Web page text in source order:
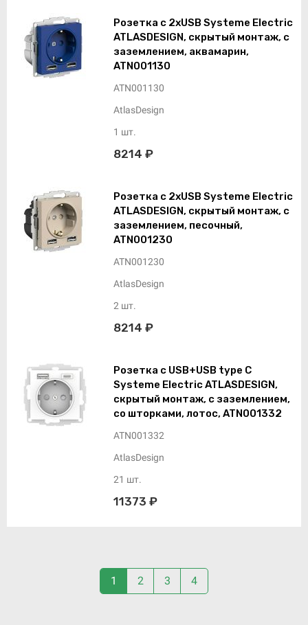
Розетка с 2xUSB Systeme Electric
ATLASDESIGN, скрытый монтаж, с
заземлением, аквамарин,
ATN001130
ATN001130
AtlasDesign
1 шт.
8214 ₽
Розетка с 2xUSB Systeme Electric
ATLASDESIGN, скрытый монтаж, с
заземлением, песочный,
ATN001230
ATN001230
AtlasDesign
2 шт.
8214 ₽
Розетка с USB+USB type C
Systeme Electric ATLASDESIGN,
скрытый монтаж, с заземлением,
со шторками, лотос, ATN001332
ATN001332
AtlasDesign
21 шт.
11373 ₽
1 2 3 4